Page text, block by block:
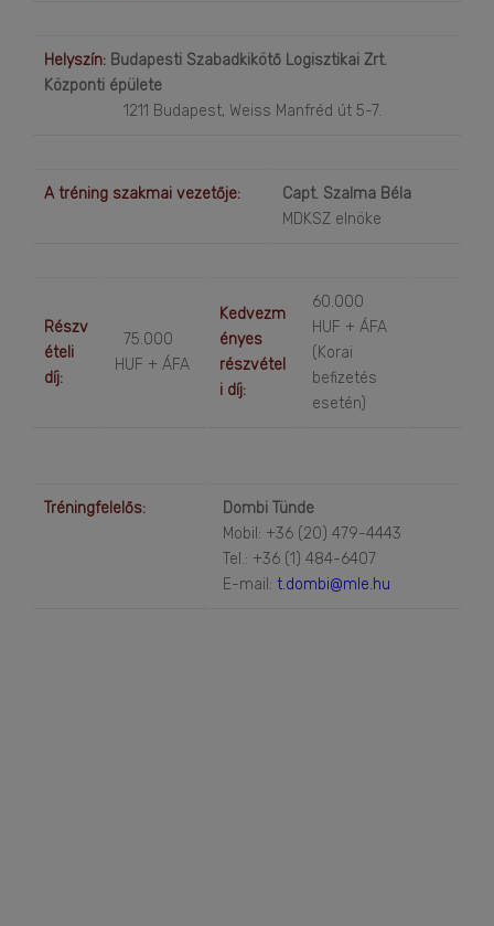
Helyszín: Budapesti Szabadkikötő Logisztikai Zrt.
Központi épülete
1211 Budapest, Weiss Manfréd út 5-7.
A tréning szakmai vezetője:
Capt. Szalma Béla
MDKSZ elnöke
Részv
ételi
díj:
75.000
HUF + ÁFA
Kedvezm
ényes
részvétel
i díj:
60.000
HUF + ÁFA
(Korai
befizetés
esetén)
Tréningfelelős:
Dombi Tünde
Mobil: +36 (20) 479-4443
Tel.: +36 (1) 484-6407
E-mail: t.dombi@mle.hu